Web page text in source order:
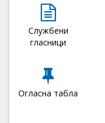
Службени
гласници
Огласна табла